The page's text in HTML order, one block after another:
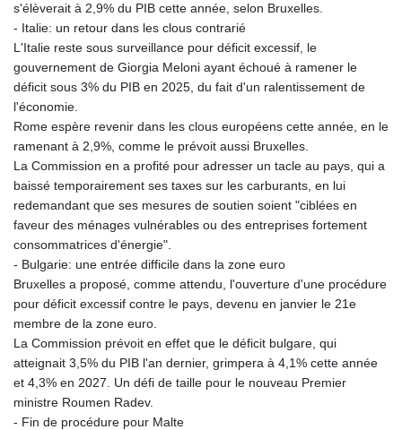
s'élèverait à 2,9% du PIB cette année, selon Bruxelles.
- Italie: un retour dans les clous contrarié
L'Italie reste sous surveillance pour déficit excessif, le
gouvernement de Giorgia Meloni ayant échoué à ramener le
déficit sous 3% du PIB en 2025, du fait d'un ralentissement de
l'économie.
Rome espère revenir dans les clous européens cette année, en le
ramenant à 2,9%, comme le prévoit aussi Bruxelles.
La Commission en a profité pour adresser un tacle au pays, qui a
baissé temporairement ses taxes sur les carburants, en lui
redemandant que ses mesures de soutien soient "ciblées en
faveur des ménages vulnérables ou des entreprises fortement
consommatrices d'énergie".
- Bulgarie: une entrée difficile dans la zone euro
Bruxelles a proposé, comme attendu, l'ouverture d'une procédure
pour déficit excessif contre le pays, devenu en janvier le 21e
membre de la zone euro.
La Commission prévoit en effet que le déficit bulgare, qui
atteignait 3,5% du PIB l'an dernier, grimpera à 4,1% cette année
et 4,3% en 2027. Un défi de taille pour le nouveau Premier
ministre Roumen Radev.
- Fin de procédure pour Malte